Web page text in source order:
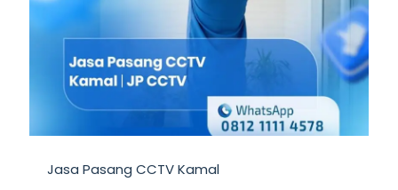
Jasa Pasang CCTV Kamal